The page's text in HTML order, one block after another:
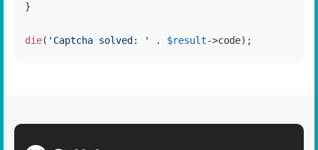
}
die( 'Captcha solved: ' . $result->code);